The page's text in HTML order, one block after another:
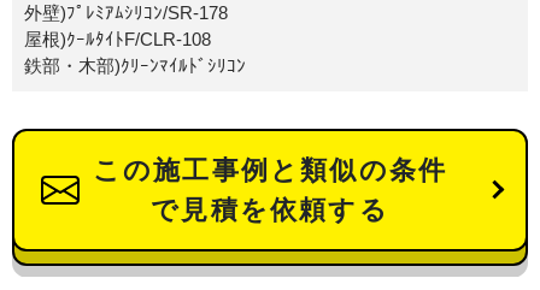
外壁)ﾌﾟﾚﾐｱﾑｼﾘｺﾝ/SR-178
屋根)ｸｰﾙﾀｲﾄF/CLR-108
鉄部・木部)ｸﾘｰﾝﾏｲﾙﾄﾞｼﾘｺﾝ
この施工事例と類似の条件
で見積を依頼する